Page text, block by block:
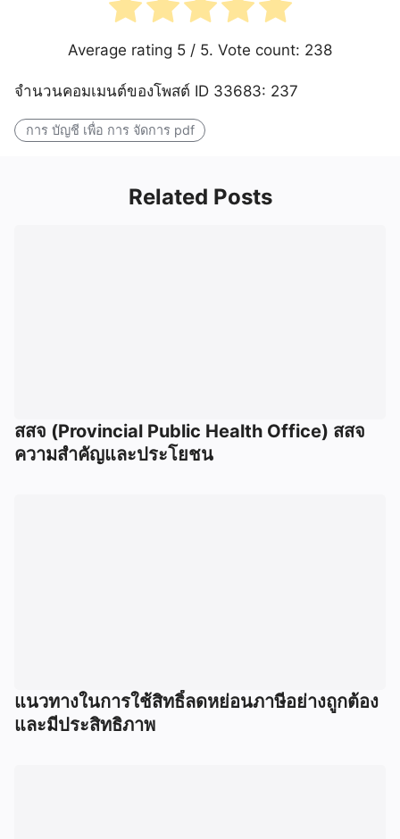
Average rating 5 / 5. Vote count: 238
จำนวนคอมเมนต์ของโพสต์ ID 33683: 237
การ บัญชี เพื่อ การ จัดการ pdf
Related Posts
สสจ (Provincial Public Health Office) สสจ
ความสำคัญและประโยชน
แนวทางในการใช้สิทธิ์ลดหย่อนภาษีอย่างถูกต้อง
และมีประสิทธิภาพ